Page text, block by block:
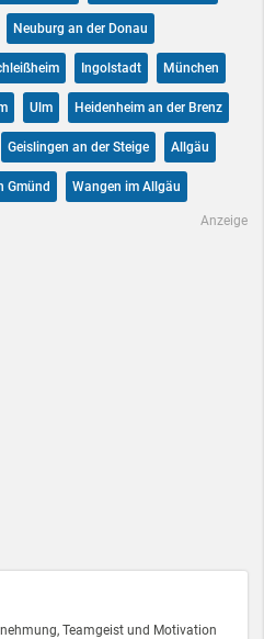
Teamgeist und Motivation
Neuburg an der Donau
Ingolstadt München
Ulm Heidenheim an der Brenz
Geislingen an der Steige Allgäu
Gmünd Wangen im Allgäu
Anzeige